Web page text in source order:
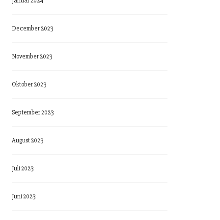
December 2023
November 2023
Oktober 2023
September 2023
August 2023
Juli 2023
Juni 2023